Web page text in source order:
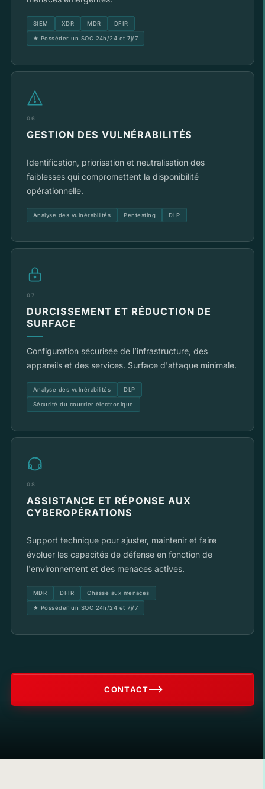
SIEM XDR MDR DFIR
★ Posséder un SOC 24h/24 et 7j/7
06
GESTION DES VULNÉRABILITÉS
Identification, priorisation et neutralisation des
faiblesses qui compromettent la disponibilité
opérationnelle.
Analyse des vulnérabilités Pentesting DLP
07
DURCISSEMENT ET RÉDUCTION DE
SURFACE
Configuration sécurisée de l’infrastructure, des
appareils et des services. Surface d'attaque minimale.
Analyse des vulnérabilités DLP
Sécurité du courrier électronique
08
ASSISTANCE ET RÉPONSE AUX
CYBEROPÉRATIONS
Support technique pour ajuster, maintenir et faire
évoluer les capacités de défense en fonction de
l'environnement et des menaces actives.
MDR DFIR Chasse aux menaces
★ Posséder un SOC 24h/24 et 7j/7
CONTACT